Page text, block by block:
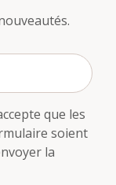
que les
soient
la